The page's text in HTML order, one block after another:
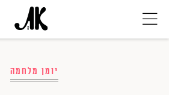
יומן מלחמה